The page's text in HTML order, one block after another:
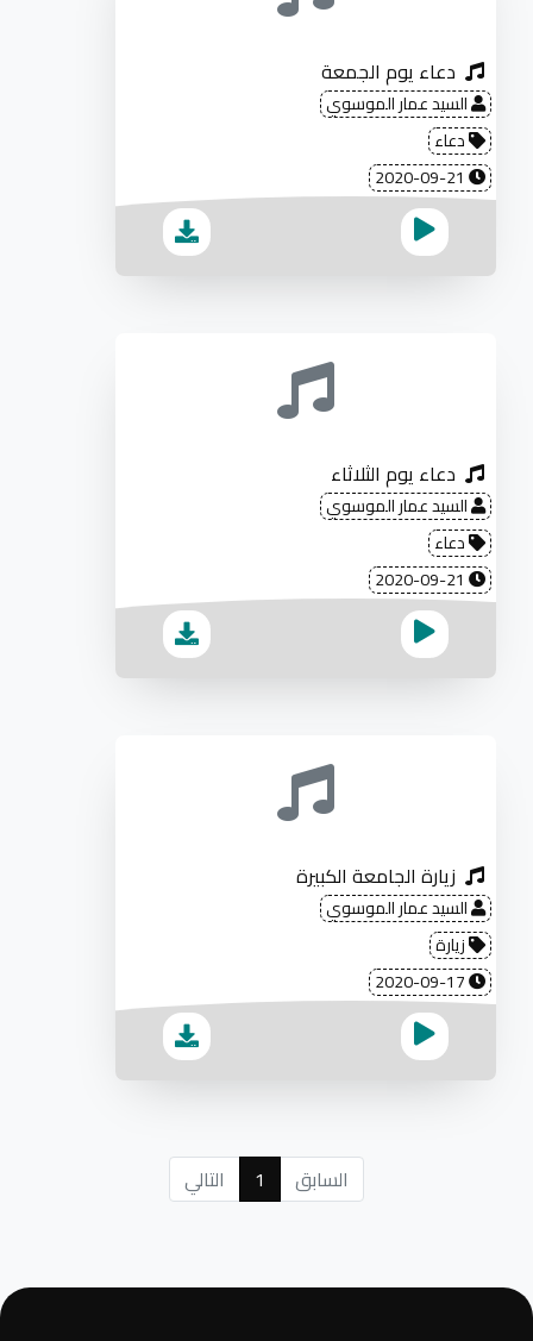
دعاء يوم الجمعة
السيد عمار الموسوي
دعاء
دعاء يوم الثلاثاء
السيد عمار الموسوي
دعاء
زيارة الجامعة الكبيرة
السيد عمار الموسوي
زيارة
السابق 1 التالي